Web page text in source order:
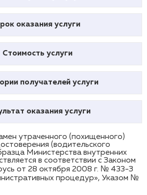
оказания услуги
Стоимость услуги
получателей услуги
оказания услуги
утраченного (похищенного)
(водительского
Министерства внутренних
в соответствии с Законом
от 28 октября 2008 г. № 433-З
процедур», Указом №